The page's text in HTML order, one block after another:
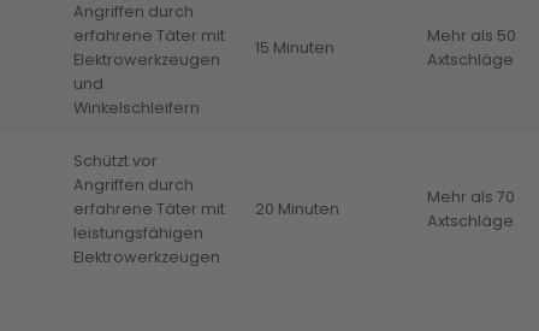
Angriffen durch
erfahrene Täter mit
Elektrowerkzeugen
und
Winkelschleifern
15 Minuten
Mehr als 50
Axtschläge
Schützt vor
Angriffen durch
erfahrene Täter mit
leistungsfähigen
Elektrowerkzeugen
20 Minuten
Mehr als 70
Axtschläge